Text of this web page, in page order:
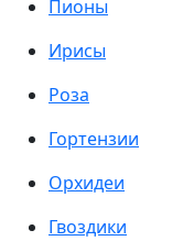
Пионы
Ирисы
Роза
Гортензии
Орхидеи
Гвоздики